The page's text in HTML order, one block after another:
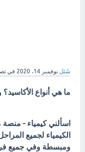
سُئل نوفمبر 14، 2020 في
ما هي أنواع
اسألني كيمياء -
الكيمياء لجميع
ومبسطة وفي جميع